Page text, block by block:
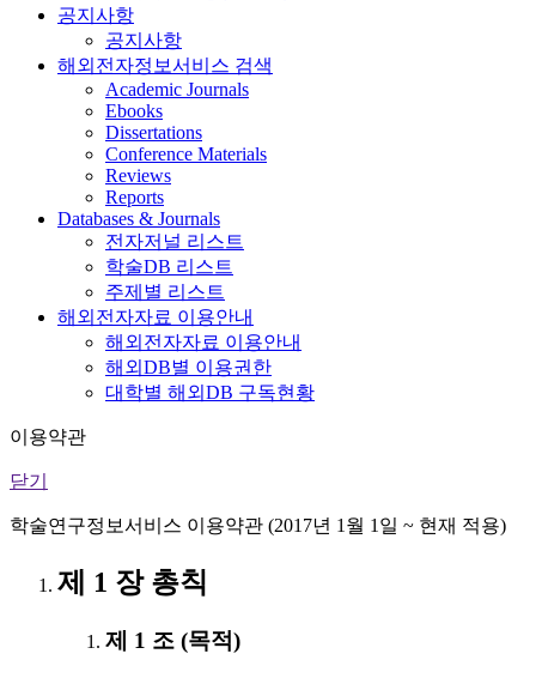
공지사항
공지사항
해외전자정보서비스 검색
Academic Journals
Ebooks
Dissertations
Conference Materials
Reviews
Reports
Databases & Journals
전자저널 리스트
학술DB 리스트
주제별 리스트
해외전자자료 이용안내
해외전자자료 이용안내
해외DB별 이용권한
대학별 해외DB 구독현황
이용약관
닫기
학술연구정보서비스 이용약관 (2017년 1월 1일 ~ 현재 적용)
제 1 장 총칙
제 1 조 (목적)